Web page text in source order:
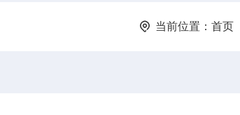
当前位置： 首页